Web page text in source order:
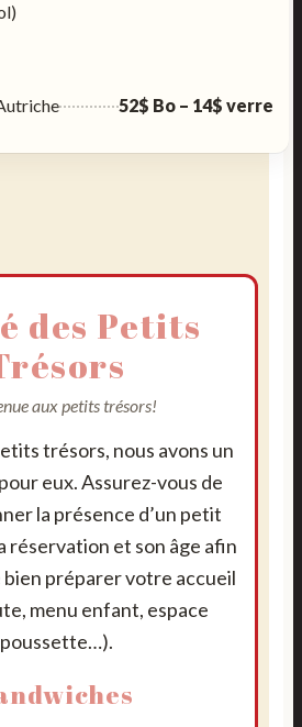
52$ Bo – 14$ verre
des Petits
aux petits trésors!
trésors, nous avons un
eux. Assurez-vous de
la présence d’un petit
réservation et son âge afin
bien préparer votre accueil
menu enfant, espace
poussette…).